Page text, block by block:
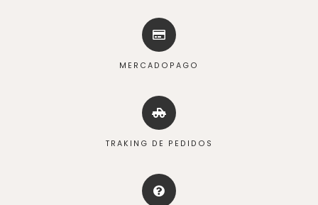
MERCADOPAGO
TRAKING DE PEDIDOS